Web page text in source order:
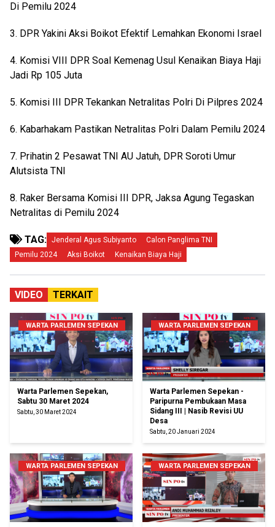
Di Pemilu 2024
3. DPR Yakini Aksi Boikot Efektif Lemahkan Ekonomi Israel
4. Komisi VIII DPR Soal Kemenag Usul Kenaikan Biaya Haji
Jadi Rp 105 Juta
5. Komisi III DPR Tekankan Netralitas Polri Di Pilpres 2024
6. Kabarhakam Pastikan Netralitas Polri Dalam Pemilu 2024
7. Prihatin 2 Pesawat TNI AU Jatuh, DPR Soroti Umur
Alutsista TNI
8. Raker Bersama Komisi III DPR, Jaksa Agung Tegaskan
Netralitas di Pemilu 2024
TAG: Jenderal Agus Subiyanto
Calon Panglima TNI
Pemilu 2024
Aksi Boikot Kenaikan Biaya Haji
VIDEO TERKAIT
WARTA PARLEMEN SEPEKAN
Warta Parlemen Sepekan,
Sabtu 30 Maret 2024
Sabtu, 30 Maret 2024
WARTA PARLEMEN SEPEKAN
Warta Parlemen Sepekan -
Paripurna Pembukaan Masa
Sidang III | Nasib Revisi UU
Desa
Sabtu, 20 Januari 2024
WARTA PARLEMEN SEPEKAN WARTA PARLEMEN SEPEKAN